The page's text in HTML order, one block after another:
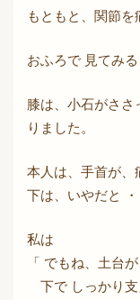
もともと、関節を
おふろで 見てみる
膝は、小石がささ
りました。
本人は、手首が、
下は、いやだと ・
私は
「 でもね、土台
下で しっかり支